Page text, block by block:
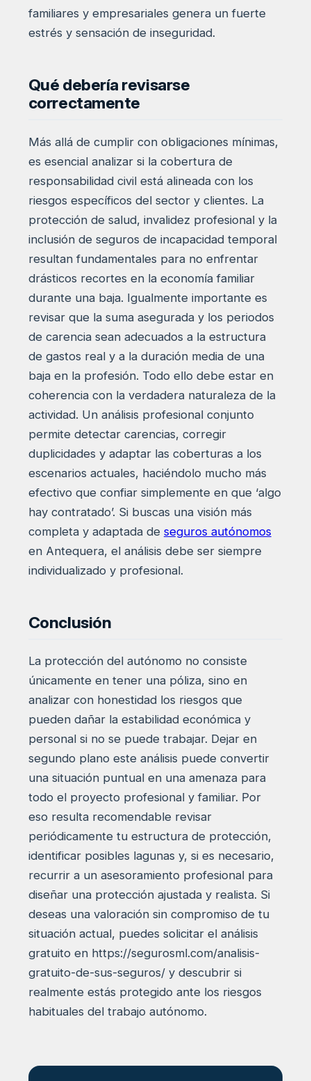
familiares y empresariales genera un fuerte
estrés y sensación de inseguridad.
Qué debería revisarse
correctamente
Más allá de cumplir con obligaciones mínimas,
es esencial analizar si la cobertura de
responsabilidad civil está alineada con los
riesgos específicos del sector y clientes. La
protección de salud, invalidez profesional y la
inclusión de seguros de incapacidad temporal
resultan fundamentales para no enfrentar
drásticos recortes en la economía familiar
durante una baja. Igualmente importante es
revisar que la suma asegurada y los periodos
de carencia sean adecuados a la estructura
de gastos real y a la duración media de una
baja en la profesión. Todo ello debe estar en
coherencia con la verdadera naturaleza de la
actividad. Un análisis profesional conjunto
permite detectar carencias, corregir
duplicidades y adaptar las coberturas a los
escenarios actuales, haciéndolo mucho más
efectivo que confiar simplemente en que ‘algo
hay contratado’. Si buscas una visión más
completa y adaptada de seguros autónomos
en Antequera, el análisis debe ser siempre
individualizado y profesional.
Conclusión
La protección del autónomo no consiste
únicamente en tener una póliza, sino en
analizar con honestidad los riesgos que
pueden dañar la estabilidad económica y
personal si no se puede trabajar. Dejar en
segundo plano este análisis puede convertir
una situación puntual en una amenaza para
todo el proyecto profesional y familiar. Por
eso resulta recomendable revisar
periódicamente tu estructura de protección,
identificar posibles lagunas y, si es necesario,
recurrir a un asesoramiento profesional para
diseñar una protección ajustada y realista. Si
deseas una valoración sin compromiso de tu
situación actual, puedes solicitar el análisis
gratuito en https://segurosml.com/analisis-
gratuito-de-sus-seguros/ y descubrir si
realmente estás protegido ante los riesgos
habituales del trabajo autónomo.